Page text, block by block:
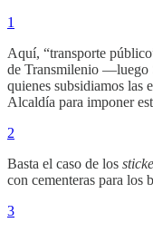
1
Aquí, “transporte
de Transmilenio —luego
quienes subsidiamos las
Alcaldía para imponer
2
Basta el caso de los
con cementeras para los
3